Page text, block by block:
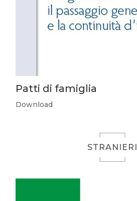
Patti di famiglia
Download
STRANIERI